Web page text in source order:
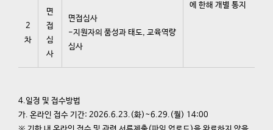
에 한해 개별 통지
2
차
면
접
심
사
면접심사
-지원자의 품성과 태도, 교육역량
심사
4.일정 및 접수방법
가. 온라인 접수 기간: 2026.6.23.(화)~6.29.(월) 14:00